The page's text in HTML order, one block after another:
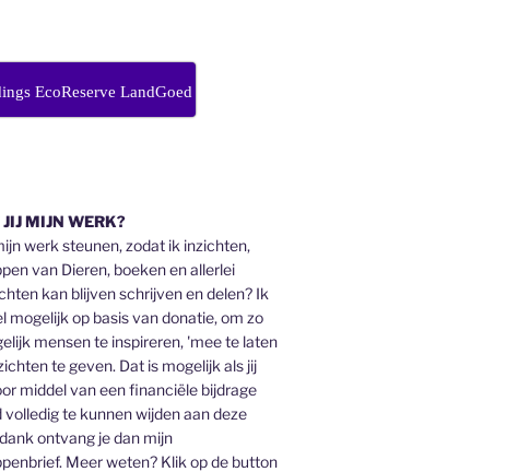
EcoReserve LandGoed
MIJN WERK?
werk steunen, zodat ik inzichten,
van Dieren, boeken en allerlei
kan blijven schrijven en delen? Ik
mogelijk op basis van donatie, om zo
mensen te inspireren, 'mee te laten
te geven. Dat is mogelijk als jij
middel van een financiële bijdrage
volledig te kunnen wijden aan deze
ontvang je dan mijn
Meer weten? Klik op de button